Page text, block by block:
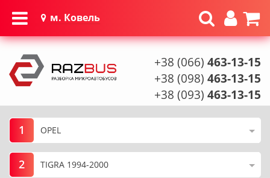
м. Ковель
+38 (066) 463-13-15
+38 (098) 463-13-15
+38 (093) 463-13-15
1
2